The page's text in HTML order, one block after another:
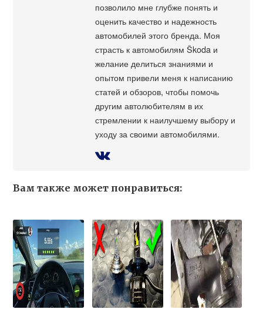
позволило мне глубже понять и
оценить качество и надежность
автомобилей этого бренда. Моя
страсть к автомобилям Škoda и
желание делиться знаниями и
опытом привели меня к написанию
статей и обзоров, чтобы помочь
другим автолюбителям в их
стремлении к наилучшему выбору и
уходу за своими автомобилями.
Вам также может понравиться: